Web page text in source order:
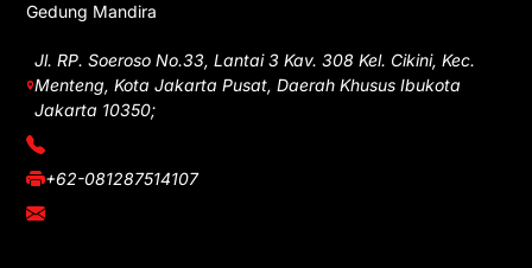
Gedung Mandira
Jl. RP. Soeroso No.33, Lantai 3 Kav. 308 Kel. Cikini, Kec.
Menteng, Kota Jakarta Pusat, Daerah Khusus Ibukota
Jakarta 10350;
(021) 3908026
+62-081287514107
adm@iawnews.com